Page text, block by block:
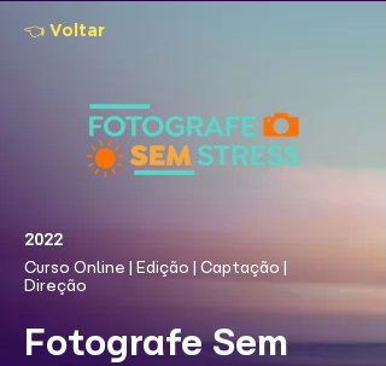
👈 Voltar
2022
Curso Online | Edição | Captação |
Direção
Fotografe Sem